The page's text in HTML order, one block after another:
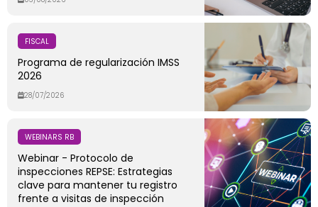
FISCAL
Programa de regularización IMSS
2026
28/07/2026
WEBINARS RB
Webinar - Protocolo de
inspecciones REPSE: Estrategias
clave para mantener tu registro
frente a visitas de inspección